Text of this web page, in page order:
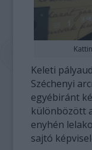
Keleti
Széchenyi
egyébiránt
különbözött
enyhén
sajtó